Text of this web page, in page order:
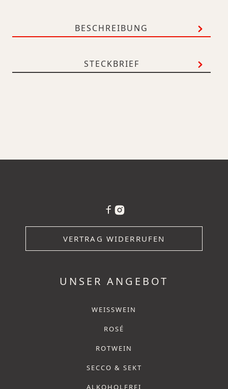
BESCHREIBUNG
STECKBRIEF
VERTRAG WIDERRUFEN
UNSER ANGEBOT
WEISSWEIN
ROSÉ
ROTWEIN
SECCO & SEKT
ALKOHOLFREI